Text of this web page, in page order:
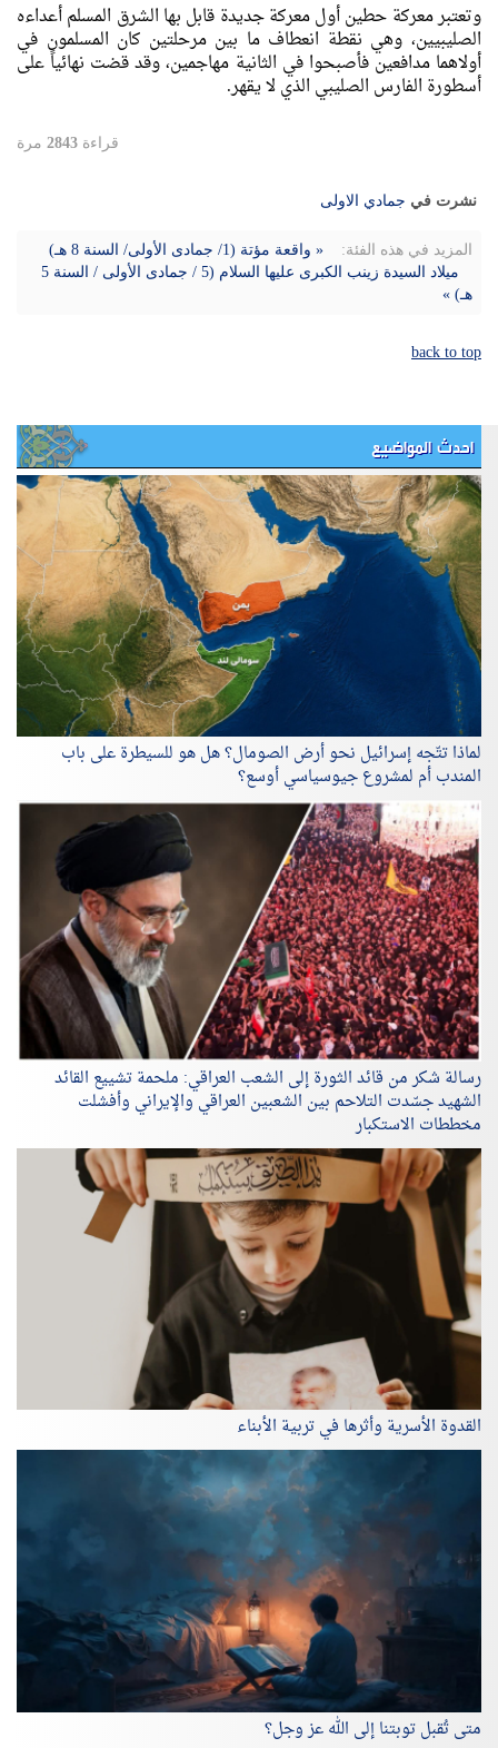
وتعتبر معركة حطين أول معركة جديدة قابل بها الشرق المسلم أعداءه
الصليبيين، وهي نقطة انعطاف ما بين مرحلتين كان المسلمون في
أولاهما مدافعين فأصبحوا في الثانية مهاجمين، وقد قضت نهائياً على
أسطورة الفارس الصليبي الذي لا يقهر.
قراءة 2843 مرة
نشرت في جمادي الاولی
المزيد في هذه الفئة:
« واقعة مؤتة (1/ جمادى الأولى/ السنة 8 هـ)
ميلاد السيدة زينب الكبرى عليها السلام (5 / جمادى الأولى / السنة 5
هـ) »
back to top
احدث المواضيع
لماذا تتّجه إسرائيل نحو أرض الصومال؟ هل هو للسيطرة على باب
المندب أم لمشروع جيوسياسي أوسع؟
رسالة شكر من قائد الثورة إلى الشعب العراقي: ملحمة تشييع القائد
الشهيد جسّدت التلاحم بين الشعبين العراقي والإيراني وأفشلت
مخططات الاستكبار
القدوة الأسرية وأثرها في تربية الأبناء
متى تُقبل توبتنا إلى الله عز وجل؟